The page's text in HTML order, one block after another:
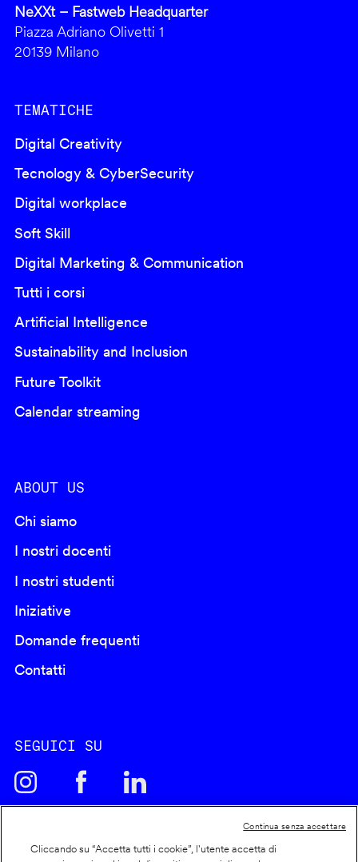
NeXXt – Fastweb Headquarter
Piazza Adriano Olivetti 1
20139 Milano
TEMATICHE
Digital Creativity
Tecnology & CyberSecurity
Digital workplace
Soft Skill
Digital Marketing & Communication
Tutti i corsi
Artificial Intelligence
Sustainability and Inclusion
Future Toolkit
Calendar streaming
ABOUT US
Chi siamo
I nostri docenti
I nostri studenti
Iniziative
Domande frequenti
Contatti
SEGUICI SU
Cliccando su “Accetta tutti i cookie”, l'utente accetta di
Continua senza accettare